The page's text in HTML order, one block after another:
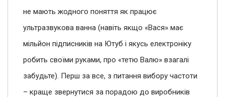
не мають жодного поняття як працює
ультразвукова ванна (навіть якщо «Вася» має
мільйон підписників на Ютуб і якусь електроніку
робить своїми руками, про «тетю Валю» взагалі
забудьте). Перш за все, з питання вибору частоти
– краще звернутися за порадою до виробників